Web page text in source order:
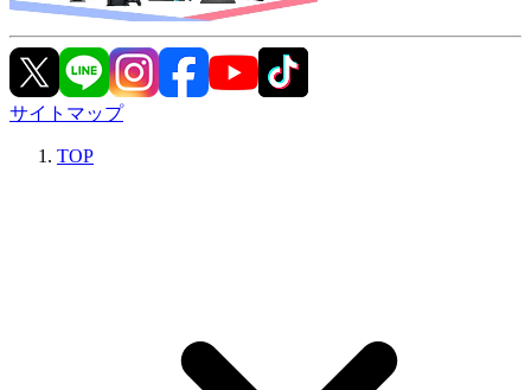
サイトマップ
TOP